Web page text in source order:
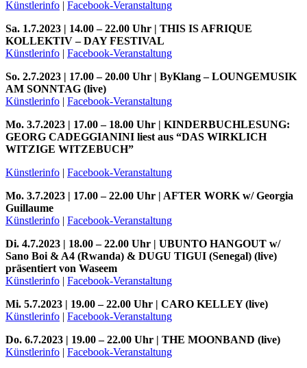
Künstlerinfo | Facebook-Veranstaltung
Sa. 1.7.2023 | 14.00 – 22.00 Uhr | THIS IS AFRIQUE
KOLLEKTIV – DAY FESTIVAL
Künstlerinfo | Facebook-Veranstaltung
So. 2.7.2023 | 17.00 – 20.00 Uhr | ByKlang – LOUNGEMUSIK
AM SONNTAG (live)
Künstlerinfo | Facebook-Veranstaltung
Mo. 3.7.2023 | 17.00 – 18.00 Uhr | KINDERBUCHLESUNG:
GEORG CADEGGIANINI liest aus “DAS WIRKLICH
WITZIGE WITZEBUCH”
Künstlerinfo | Facebook-Veranstaltung
Mo. 3.7.2023 | 17.00 – 22.00 Uhr | AFTER WORK w/ Georgia
Guillaume
Künstlerinfo | Facebook-Veranstaltung
Di. 4.7.2023 | 18.00 – 22.00 Uhr | UBUNTO HANGOUT w/
Sano Boi & A4 (Rwanda) & DUGU TIGUI (Senegal) (live)
präsentiert von Waseem
Künstlerinfo | Facebook-Veranstaltung
Mi. 5.7.2023 | 19.00 – 22.00 Uhr | CARO KELLEY (live)
Künstlerinfo | Facebook-Veranstaltung
Do. 6.7.2023 | 19.00 – 22.00 Uhr | THE MOONBAND (live)
Künstlerinfo | Facebook-Veranstaltung